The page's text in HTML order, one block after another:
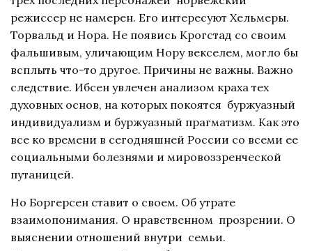
режиссер не намерен. Его интересуют Хельмеры.
Торвальд и Нора. Не появись Крогстад со своим
фальшивым, уличающим Нору векселем, могло бы
всплыть что-то другое. Причины не важны. Важно
следствие. Ибсен увлечен анализом краха тех
духовных основ, на которых покоятся буржуазный
индивидуализм и буржуазный прагматизм. Как это
все ко времени в сегодняшней России со всеми ее
социальными болезнями и мировоззренческой
путаницей.
Но Боргерсен ставит о своем. Об утрате
взаимопонимания. О нравственном прозрении. О
выяснении отношений внутри семьи.